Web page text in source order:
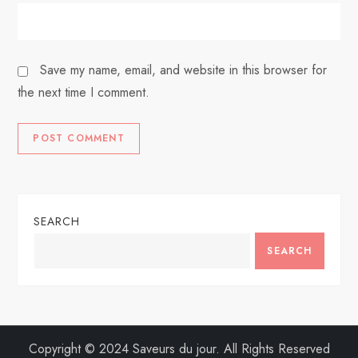
Save my name, email, and website in this browser for
the next time I comment.
SEARCH
SEARCH
Copyright © 2024 Saveurs du jour. All Rights Reserved